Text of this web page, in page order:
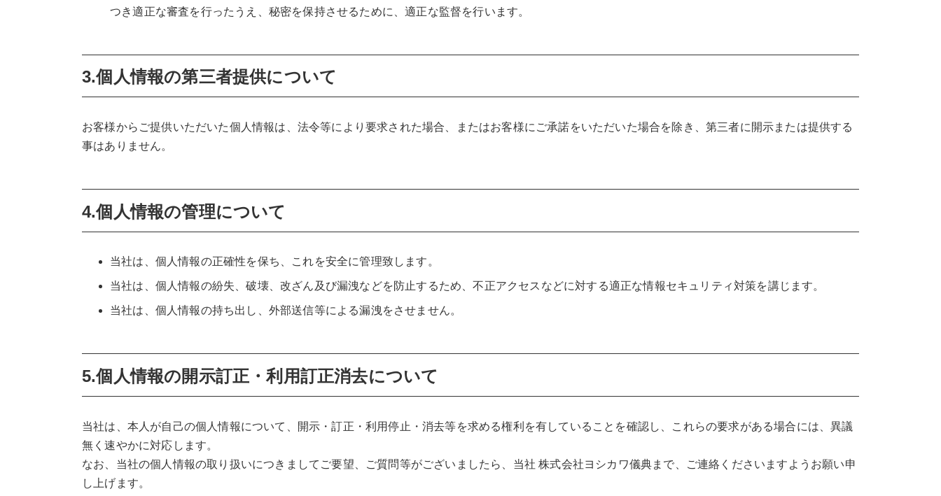
つき適正な審査を行ったうえ、秘密を保持させるために、適正な監督を行います。
3.個人情報の第三者提供について
お客様からご提供いただいた個人情報は、法令等により要求された場合、またはお客様にご承諾をいただいた場合を除き、第三者に開示または提供する
事はありません。
4.個人情報の管理について
当社は、個人情報の正確性を保ち、これを安全に管理致します。
当社は、個人情報の紛失、破壊、改ざん及び漏洩などを防止するため、不正アクセスなどに対する適正な情報セキュリティ対策を講じます。
当社は、個人情報の持ち出し、外部送信等による漏洩をさせません。
5.個人情報の開示訂正・利用訂正消去について
当社は、本人が自己の個人情報について、開示・訂正・利用停止・消去等を求める権利を有していることを確認し、これらの要求がある場合には、異議
無く速やかに対応します。
なお、当社の個人情報の取り扱いにつきましてご要望、ご質問等がございましたら、当社 株式会社ヨシカワ儀典まで、ご連絡くださいますようお願い申
し上げます。